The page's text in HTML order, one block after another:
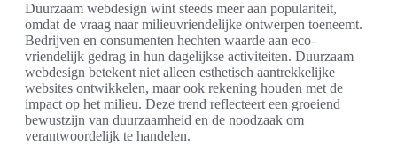
Duurzaam webdesign wint steeds meer aan populariteit,
omdat de vraag naar milieuvriendelijke ontwerpen toeneemt.
Bedrijven en consumenten hechten waarde aan eco-
vriendelijk gedrag in hun dagelijkse activiteiten. Duurzaam
webdesign betekent niet alleen esthetisch aantrekkelijke
websites ontwikkelen, maar ook rekening houden met de
impact op het milieu. Deze trend reflecteert een groeiend
bewustzijn van duurzaamheid en de noodzaak om
verantwoordelijk te handelen.